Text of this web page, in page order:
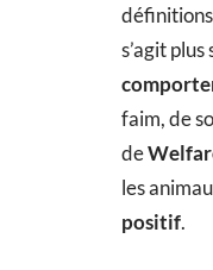
s’agit
faim, de
de
les
positif.